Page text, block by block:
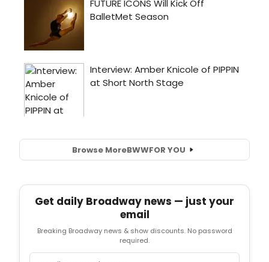
Browse MoreBWWFOR YOU
Get daily Broadway news — just your
email
Breaking Broadway news & show discounts. No password
required.